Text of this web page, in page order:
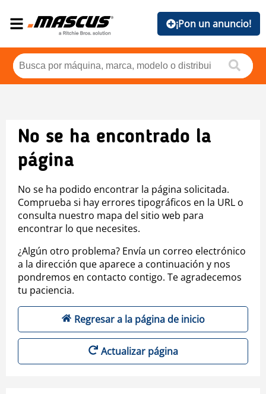
¡Pon un anuncio!
No se ha encontrado la
página
No se ha podido encontrar la página solicitada.
Comprueba si hay errores tipográficos en la URL o
consulta nuestro mapa del sitio web para
encontrar lo que necesites.
¿Algún otro problema? Envía un correo electrónico
a la dirección que aparece a continuación y nos
pondremos en contacto contigo. Te agradecemos
tu paciencia.
Regresar a la página de inicio
Actualizar página